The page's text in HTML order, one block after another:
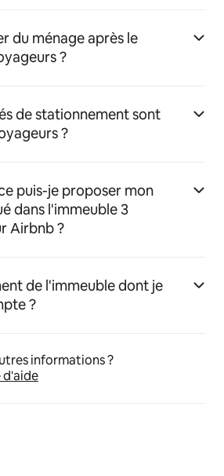
du ménage après le
?
de stationnement sont
?
puis-je proposer mon
dans l'immeuble 3
Airbnb ?
de l'immeuble dont je
?
informations ?
d'aide